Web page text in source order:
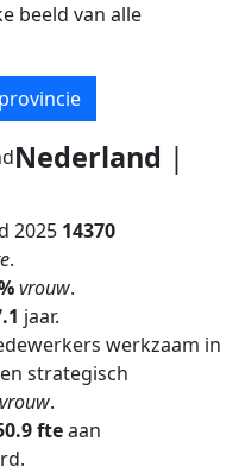
beeld van alle
Nederland |
2025 14370
.
vrouw.
jaar.
werkzaam in
strategisch
vrouw.
fteaan